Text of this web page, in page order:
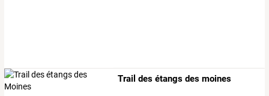
Trail des étangs des moines